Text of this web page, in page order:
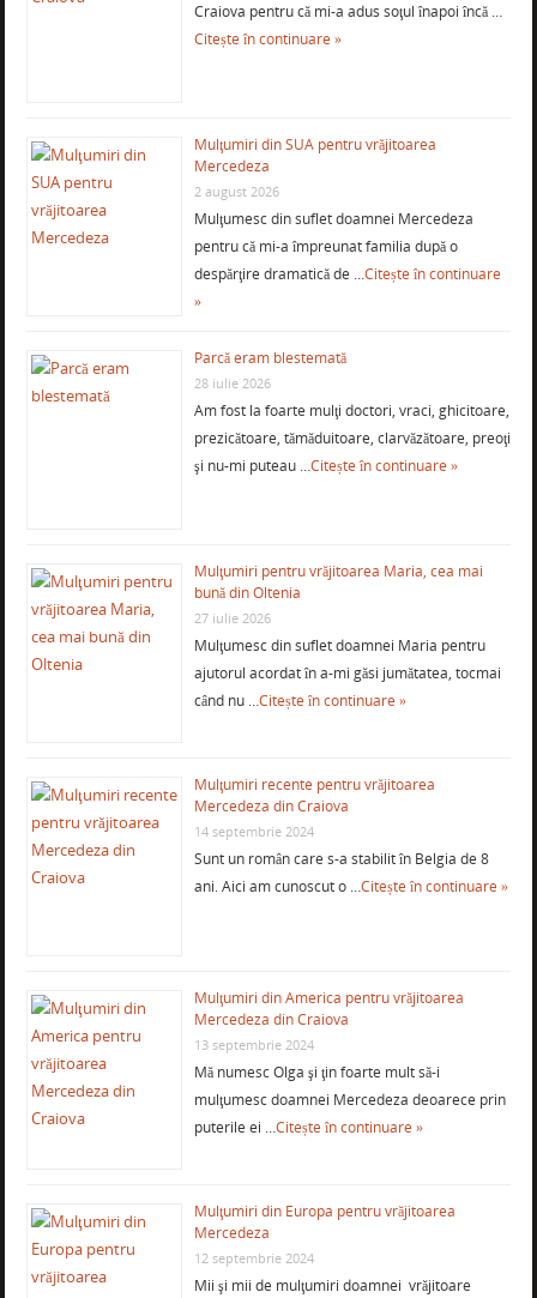
Craiova pentru că mi-a adus soţul înapoi încă …
Citește în continuare »
Mulţumiri din SUA pentru vrăjitoarea
Mercedeza
2 august 2026
Mulţumesc din suflet doamnei Mercedeza
pentru că mi-a împreunat familia după o
despărţire dramatică de …Citește în continuare
»
Parcă eram blestemată
28 iulie 2026
Am fost la foarte mulţi doctori, vraci, ghicitoare,
prezicătoare, tămăduitoare, clarvăzătoare, preoţi
şi nu-mi puteau …Citește în continuare »
Mulţumiri pentru vrăjitoarea Maria, cea mai
bună din Oltenia
27 iulie 2026
Mulţumesc din suflet doamnei Maria pentru
ajutorul acordat în a-mi găsi jumătatea, tocmai
când nu …Citește în continuare »
Mulţumiri recente pentru vrăjitoarea
Mercedeza din Craiova
14 septembrie 2024
Sunt un român care s-a stabilit în Belgia de 8
ani. Aici am cunoscut o …Citește în continuare »
Mulţumiri din America pentru vrăjitoarea
Mercedeza din Craiova
13 septembrie 2024
Mă numesc Olga şi ţin foarte mult să-i
mulţumesc doamnei Mercedeza deoarece prin
puterile ei …Citește în continuare »
Mulţumiri din Europa pentru vrăjitoarea
Mercedeza
12 septembrie 2024
Mii şi mii de mulţumiri doamnei vrăjitoare